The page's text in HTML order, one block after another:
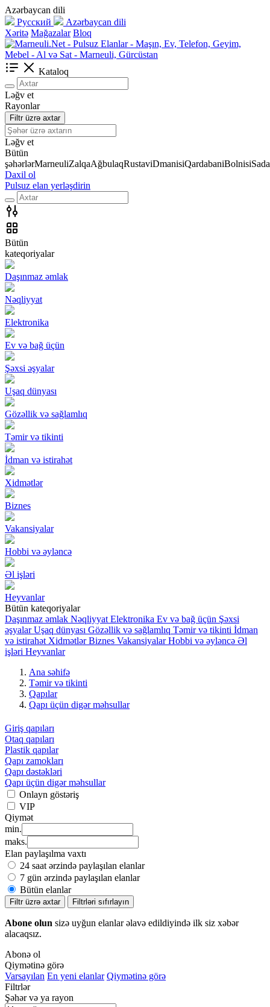
Azərbaycan dili
Русский
Azərbaycan dili
Xəritə Mağazalar Bloq
Kataloq
Ləğv et
Rayonlar
Filtr üzrə axtar
Ləğv et
Bütün
şəhərlərMarneuliZalqaAğbulaqRustaviDmanisiQardabaniBolnisi
Daxil ol
Pulsuz elan yerləşdirin
Bütün
kateqoriyalar
Daşınmaz əmlak
Nəqliyyat
Elektronika
Ev və bağ üçün
Şəxsi əşyalar
Uşaq dünyası
Gözəllik və sağlamlıq
Təmir və tikinti
İdman və istirahət
Xidmətlər
Biznes
Vakansiyalar
Hobbi və əyləncə
Əl işləri
Heyvanlar
Bütün kateqoriyalar
Daşınmaz əmlak Nəqliyyat Elektronika Ev və bağ üçün Şəxsi
əşyalar Uşaq dünyası Gözəllik və sağlamlıq Təmir və tikinti İdman
və istirahət Xidmətlər Biznes Vakansiyalar Hobbi və əyləncə Əl
işləri Heyvanlar
Ana səhifə
Təmir və tikinti
Qapılar
Qapı üçün digər məhsullar
Giriş qapıları
Otaq qapıları
Plastik qapılar
Qapı zamokları
Qapı dəstəkləri
Qapı üçün digər məhsullar
Onlayn göstəriş
VIP
Qiymət
min.
maks.
Elan paylaşılma vaxtı
24 saat ərzində paylaşılan elanlar
7 gün ərzində paylaşılan elanlar
Bütün elanlar
Filtr üzrə axtar Filtrləri sıfırlayın
Abone olun sizə uyğun elanlar əlavə edildiyində ilk siz xəbər
alacaqsız.
Abonə ol
Qiymətinə görə
Varsayılan En yeni elanlar Qiymətinə görə
Filtrlər
Şəhər və ya rayon